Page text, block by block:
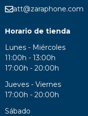
att@zaraphone.com
Horario de tienda
Lunes - Miércoles
11:00h - 13:00h
17:00h - 20:00h
Jueves - Viernes
17:00h - 20:00h
Sábado